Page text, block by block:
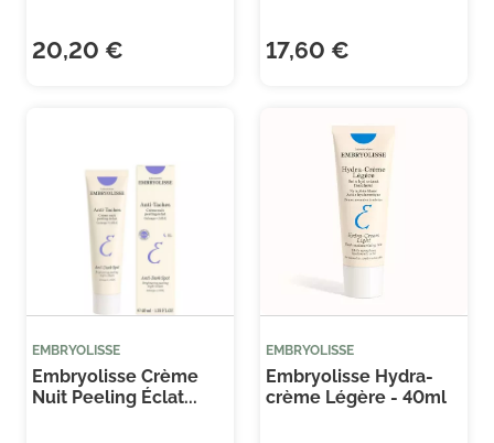
20,20 € 17,60 €
EMBRYOLISSE
Embryolisse Crème
Nuit Peeling Éclat...
EMBRYOLISSE
Embryolisse Hydra-
crème Légère - 40ml